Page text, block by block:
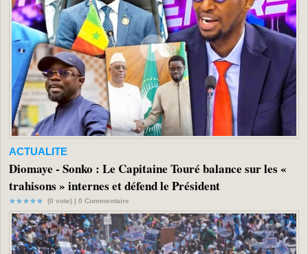
ACTUALITE
Diomaye - Sonko : Le Capitaine Touré balance sur les «
trahisons » internes et défend le Président
(0 vote) | 0 Commentaire